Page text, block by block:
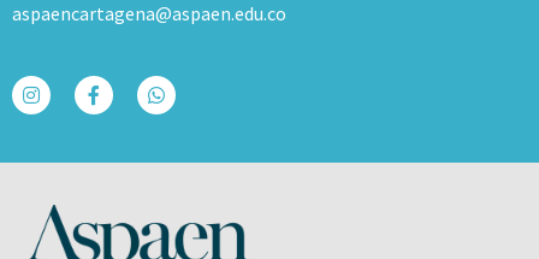
aspaencartagena@aspaen.edu.co